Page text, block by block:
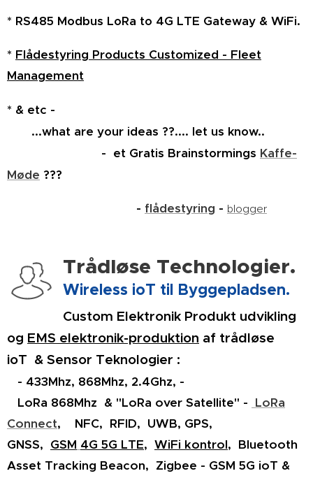
* RS485 Modbus LoRa to 4G LTE Gateway & WiFi.
* Flådestyring Products Customized - Fleet
Management
* & etc -
...what are your ideas ??.... let us know..
- et Gratis Brainstormings Kaffe-
Møde ???
- flådestyring - blogger
Trådløse Technologier.
Wireless ioT til Byggepladsen.
Custom Elektronik Produkt udvikling
og EMS elektronik-produktion af trådløse
ioT & Sensor Teknologier :
- 433Mhz, 868Mhz, 2.4Ghz, -
LoRa 868Mhz & "LoRa over Satellite" - LoRa
Connect, NFC, RFID, UWB, GPS,
GNSS, GSM 4G 5G LTE, WiFi kontrol, Bluetooth
Asset Tracking Beacon, Zigbee - GSM 5G ioT &